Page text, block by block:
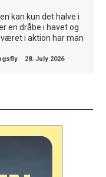
kan kun det halve i
en dråbe i havet og
i aktion har man
· 28. July 2026